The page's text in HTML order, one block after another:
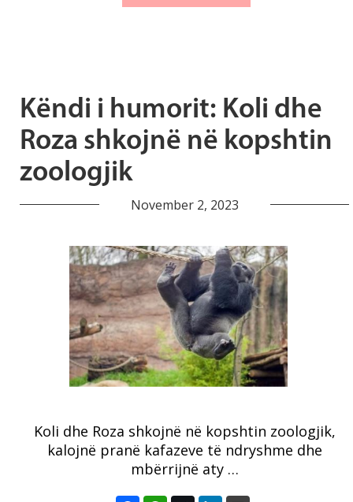
Këndi i humorit: Koli dhe
Roza shkojnë në kopshtin
zoologjik
November 2, 2023
Koli dhe Roza shkojnë në kopshtin zoologjik,
kalojnë pranë kafazeve të ndryshme dhe
mbërrijnë aty …